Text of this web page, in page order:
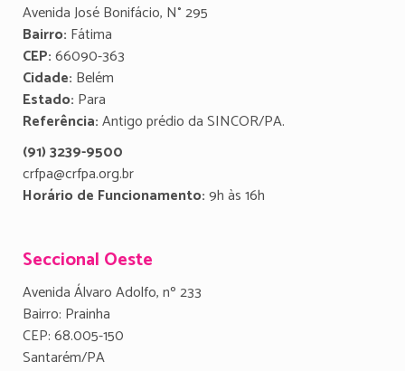
Avenida José Bonifácio, N° 295
Bairro: Fátima
CEP:66090-363
Cidade: Belém
Estado: Para
Referência:Antigo prédio da SINCOR/PA.
(91) 3239-9500
crfpa@crfpa.org.br
Horário de Funcionamento:9h às 16h
Seccional Oeste
Avenida Álvaro Adolfo, nº 233
Bairro: Prainha
CEP: 68.005-150
Santarém/PA